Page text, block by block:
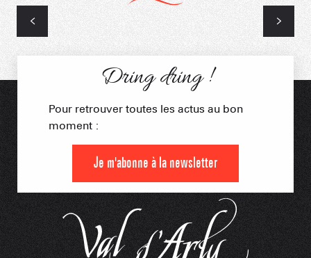
Dring dring !
Pour retrouver toutes les actus au bon
moment :
Je m'abonne à la newsletter